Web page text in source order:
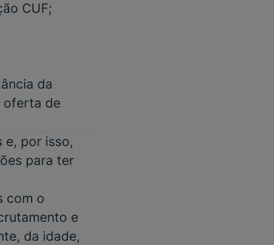
CUF;
da
oferta de
e, por isso,
para ter
com o
e
da idade,